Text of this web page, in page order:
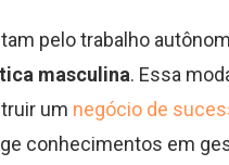
pelo trabalho
masculina. Essa
um negócio de
conhecimentos em